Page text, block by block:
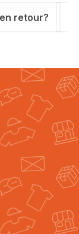
retour?